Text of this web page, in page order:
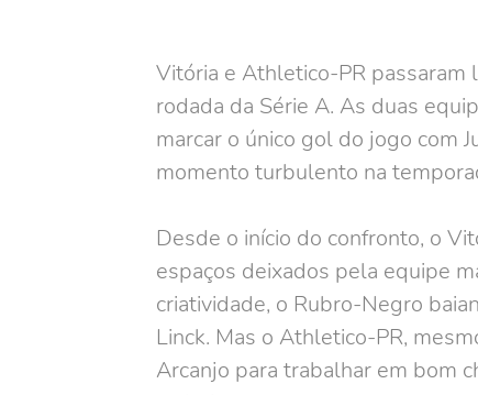
Vitória e Athletico-PR passaram
rodada da Série A. As duas
marcar o único gol do jogo com
momento turbulento na
Desde o início do confronto, o
espaços deixados pela equipe
criatividade, o Rubro-Negro
Linck. Mas o Athletico-PR,
Arcanjo para trabalhar em bom